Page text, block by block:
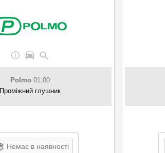
Polmo01.00
Проміжний глушник
Немає в наявності